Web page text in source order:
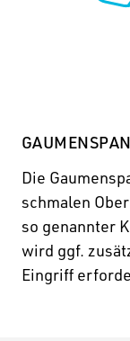
Die
schmalen
so genannter
wird ggf.
Eingriff